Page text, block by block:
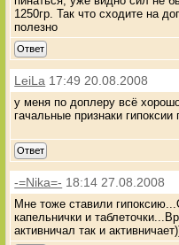
1250гр. Так что сходите на
полезно
Ответ
LeiLa 17:49 20.08.2008
у меня по доплеру всё
гачальные признаки
Ответ
-=Nika=- 18:14 27.08.2008
Мне тоже ставили
капельнички и
активничал так и